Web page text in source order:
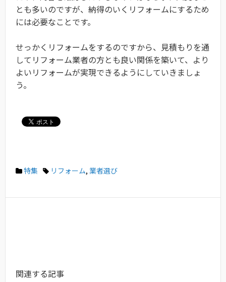
とも多いのですが、納得のいくリフォームにするため
には必要なことです。
せっかくリフォームをするのですから、見積もりを通
してリフォーム業者の方とも良い関係を築いて、より
よいリフォームが実現できるようにしていきましょ
う。
特集 リフォーム, 業者選び
関連する記事